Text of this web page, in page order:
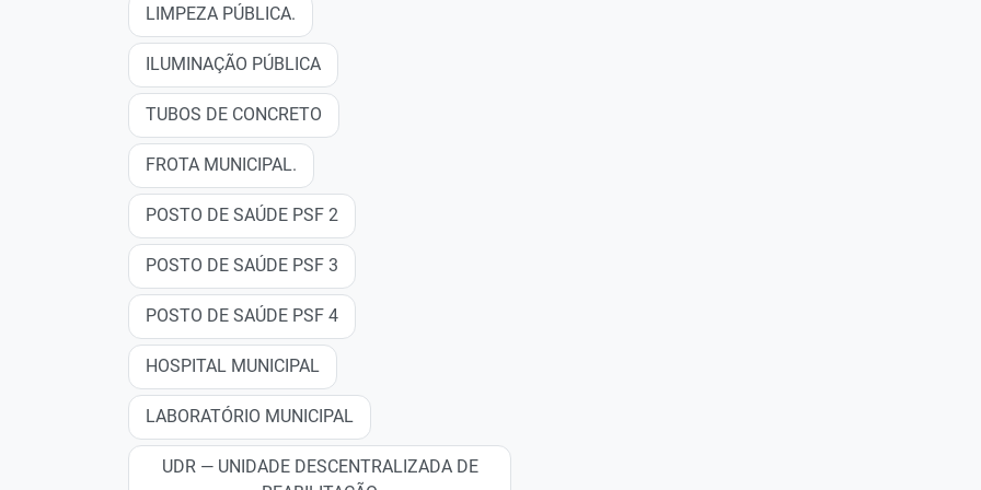
LIMPEZA PÚBLICA.
ILUMINAÇÃO PÚBLICA
TUBOS DE CONCRETO
FROTA MUNICIPAL.
POSTO DE SAÚDE PSF 2
POSTO DE SAÚDE PSF 3
POSTO DE SAÚDE PSF 4
HOSPITAL MUNICIPAL
LABORATÓRIO MUNICIPAL
UDR — UNIDADE DESCENTRALIZADA DE